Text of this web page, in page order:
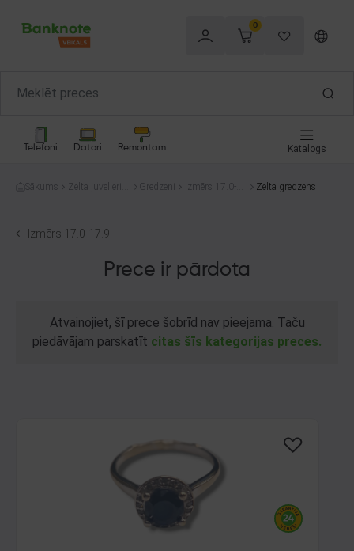
0
Telefoni Datori Remontam Katalogs
Sākums
Zelta juvelierizs
Gredzeni
Izmērs 17.0-1
Zelta gredzens
Izmērs 17.0-17.9
Prece ir pārdota
Atvainojiet, šī prece šobrīd nav pieejama. Taču
piedāvājam parskatīt citas šīs kategorijas preces.